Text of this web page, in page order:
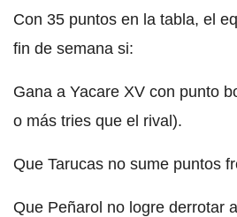
Con 35 puntos en la tabla, el
fin de semana si:
Gana a Yacare XV con punto
o más tries que el rival).
Que Tarucas no sume puntos
Que Peñarol no logre derrotar